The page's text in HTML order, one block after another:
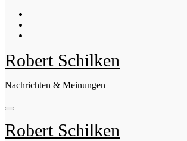
Robert Schilken
Nachrichten & Meinungen
Robert Schilken